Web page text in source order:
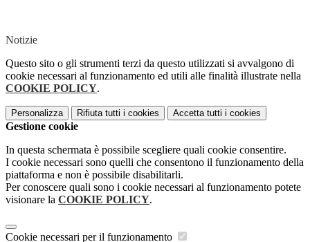
Notizie
Questo sito o gli strumenti terzi da questo utilizzati si avvalgono di
cookie necessari al funzionamento ed utili alle finalità illustrate nella
COOKIE POLICY.
Personalizza Rifiuta tutti i cookies Accetta tutti i cookies
Gestione cookie
In questa schermata è possibile scegliere quali cookie consentire.
I cookie necessari sono quelli che consentono il funzionamento della
piattaforma e non è possibile disabilitarli.
Per conoscere quali sono i cookie necessari al funzionamento potete
visionare la COOKIE POLICY.
Cookie necessari per il funzionamento